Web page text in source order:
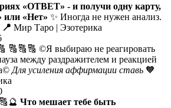
«ОТВЕТ» - и получи одну карту,
или «Нет» ✨ Иногда не нужен анализ.
📍 Мир Таро | Эзотерика
🔠🔠🔠 ©️Я выбираю не реагировать
между раздражителем и реакцией
Для усиления аффирмации ставь 🧡
Что мешает тебе быть